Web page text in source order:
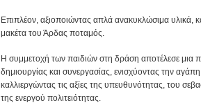
Επιπλέον, αξιοποιώντας απλά ανακυκλώσιμα υλικά,
μακέτα του Άρδας ποταμός.
Η συμμετοχή των παιδιών στη δράση αποτέλεσε μια
δημιουργίας και συνεργασίας, ενισχύοντας την
καλλιεργώντας τις αξίες της υπευθυνότητας, του
της ενεργού πολιτειότητας.